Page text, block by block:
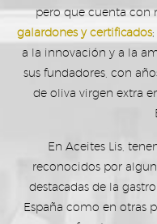
pero que cuenta con
galardones y certificados
a la innovación y a la
sus fundadores, con
de oliva virgen extra
En Aceites Lis,
reconocidos por
destacadas de la
España como en otras